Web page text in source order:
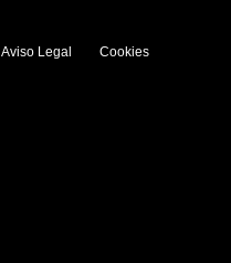
Aviso Legal Cookies